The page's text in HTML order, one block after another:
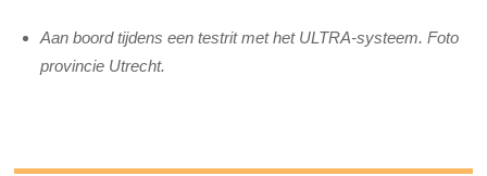
Aan boord tijdens een testrit met het ULTRA-systeem. Foto
provincie Utrecht.